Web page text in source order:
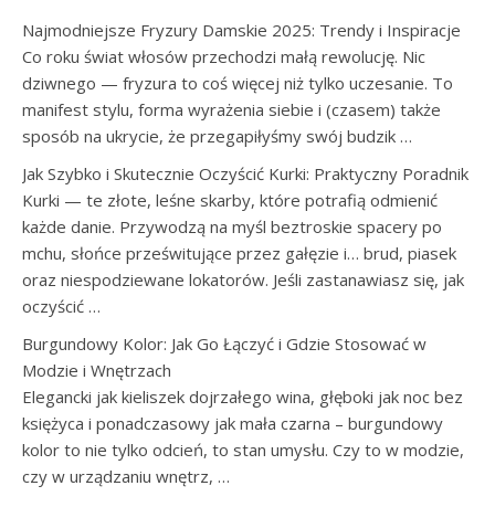
Najmodniejsze Fryzury Damskie 2025: Trendy i Inspiracje
Co roku świat włosów przechodzi małą rewolucję. Nic
dziwnego — fryzura to coś więcej niż tylko uczesanie. To
manifest stylu, forma wyrażenia siebie i (czasem) także
sposób na ukrycie, że przegapiłyśmy swój budzik …
Jak Szybko i Skutecznie Oczyścić Kurki: Praktyczny Poradnik
Kurki — te złote, leśne skarby, które potrafią odmienić
każde danie. Przywodzą na myśl beztroskie spacery po
mchu, słońce prześwitujące przez gałęzie i… brud, piasek
oraz niespodziewane lokatorów. Jeśli zastanawiasz się, jak
oczyścić …
Burgundowy Kolor: Jak Go Łączyć i Gdzie Stosować w
Modzie i Wnętrzach
Elegancki jak kieliszek dojrzałego wina, głęboki jak noc bez
księżyca i ponadczasowy jak mała czarna – burgundowy
kolor to nie tylko odcień, to stan umysłu. Czy to w modzie,
czy w urządzaniu wnętrz, …